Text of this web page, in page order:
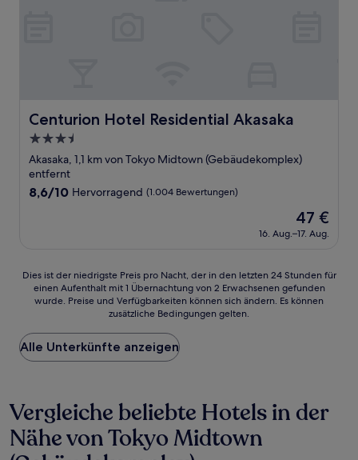
Centurion Hotel Residential Akasaka
Centurion Hotel Residential Akasaka
3.5-
Sterne-
Unterkunft
Akasaka, 1,1 km von Tokyo Midtown (Gebäudekomplex)
entfernt
8.6
8,6/10 Hervorragend (1.004 Bewertungen)
Der
Preis
beträgt
47 €
16. Aug.–17. Aug.
Dies
der
Preis
pro
Nacht,
den
letzten
24 Stunden
für
Dies ist der niedrigste Preis pro Nacht, der in den letzten 24 Stunden für
einen Aufenthalt mit 1 Übernachtung von 2 Erwachsenen gefunden
wurde. Preise und Verfügbarkeiten können sich ändern. Es können
zusätzliche Bedingungen gelten.
Alle Unterkünfte anzeigen
Vergleiche beliebte Hotels in der
Nähe von Tokyo Midtown